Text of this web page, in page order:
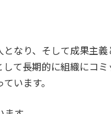
なり、そして成果主
て長期的に組織にコ
います。